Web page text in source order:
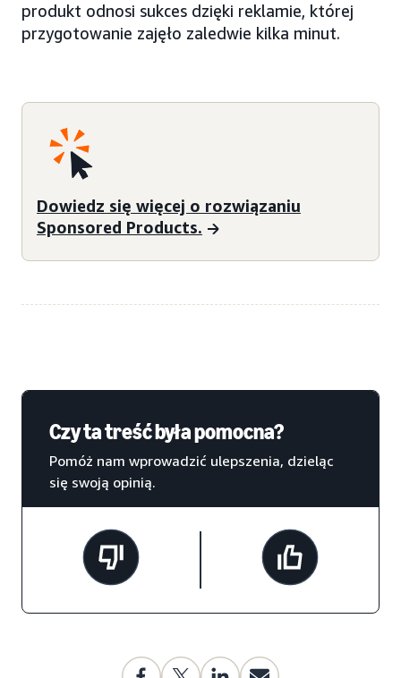
produkt odnosi sukces dzięki reklamie, której
przygotowanie zajęło zaledwie kilka minut.
Dowiedz się więcej o rozwiązaniu
Sponsored Products.
Czy ta treść była pomocna?
Pomóż nam wprowadzić ulepszenia, dzieląc
się swoją opinią.